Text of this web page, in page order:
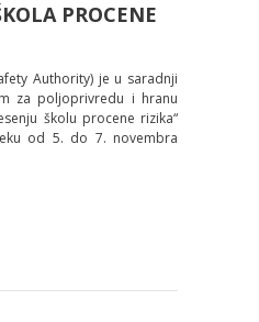
PROCENE
Authority) je u saradnji
za poljoprivredu i hranu
školu procene rizika“
od 5. do 7. novembra